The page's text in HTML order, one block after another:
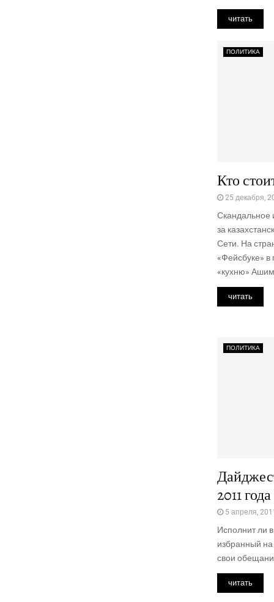
читать
ПОЛИТИКА
Кто
25 декабря,
Скандальное
за
Сети. На
«Фейсбуке» в
«кухню»
читать
ПОЛИТИКА
2011 года
5 апреля,
Исполнит ли
избранный
свои
читать